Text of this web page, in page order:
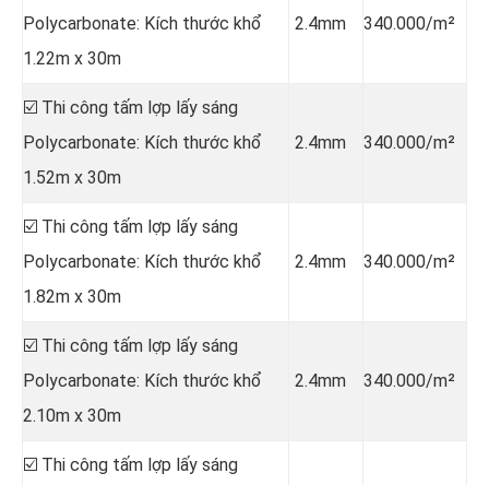
Polycarbonate: Kích thước khổ
1.22m x 30m
2.4mm 340.000/m²
☑️ Thi công tấm lợp lấy sáng
Polycarbonate: Kích thước khổ
1.52m x 30m
2.4mm 340.000/m²
☑️ Thi công tấm lợp lấy sáng
Polycarbonate: Kích thước khổ
1.82m x 30m
2.4mm 340.000/m²
☑️ Thi công tấm lợp lấy sáng
Polycarbonate: Kích thước khổ
2.10m x 30m
2.4mm 340.000/m²
☑️ Thi công tấm lợp lấy sáng